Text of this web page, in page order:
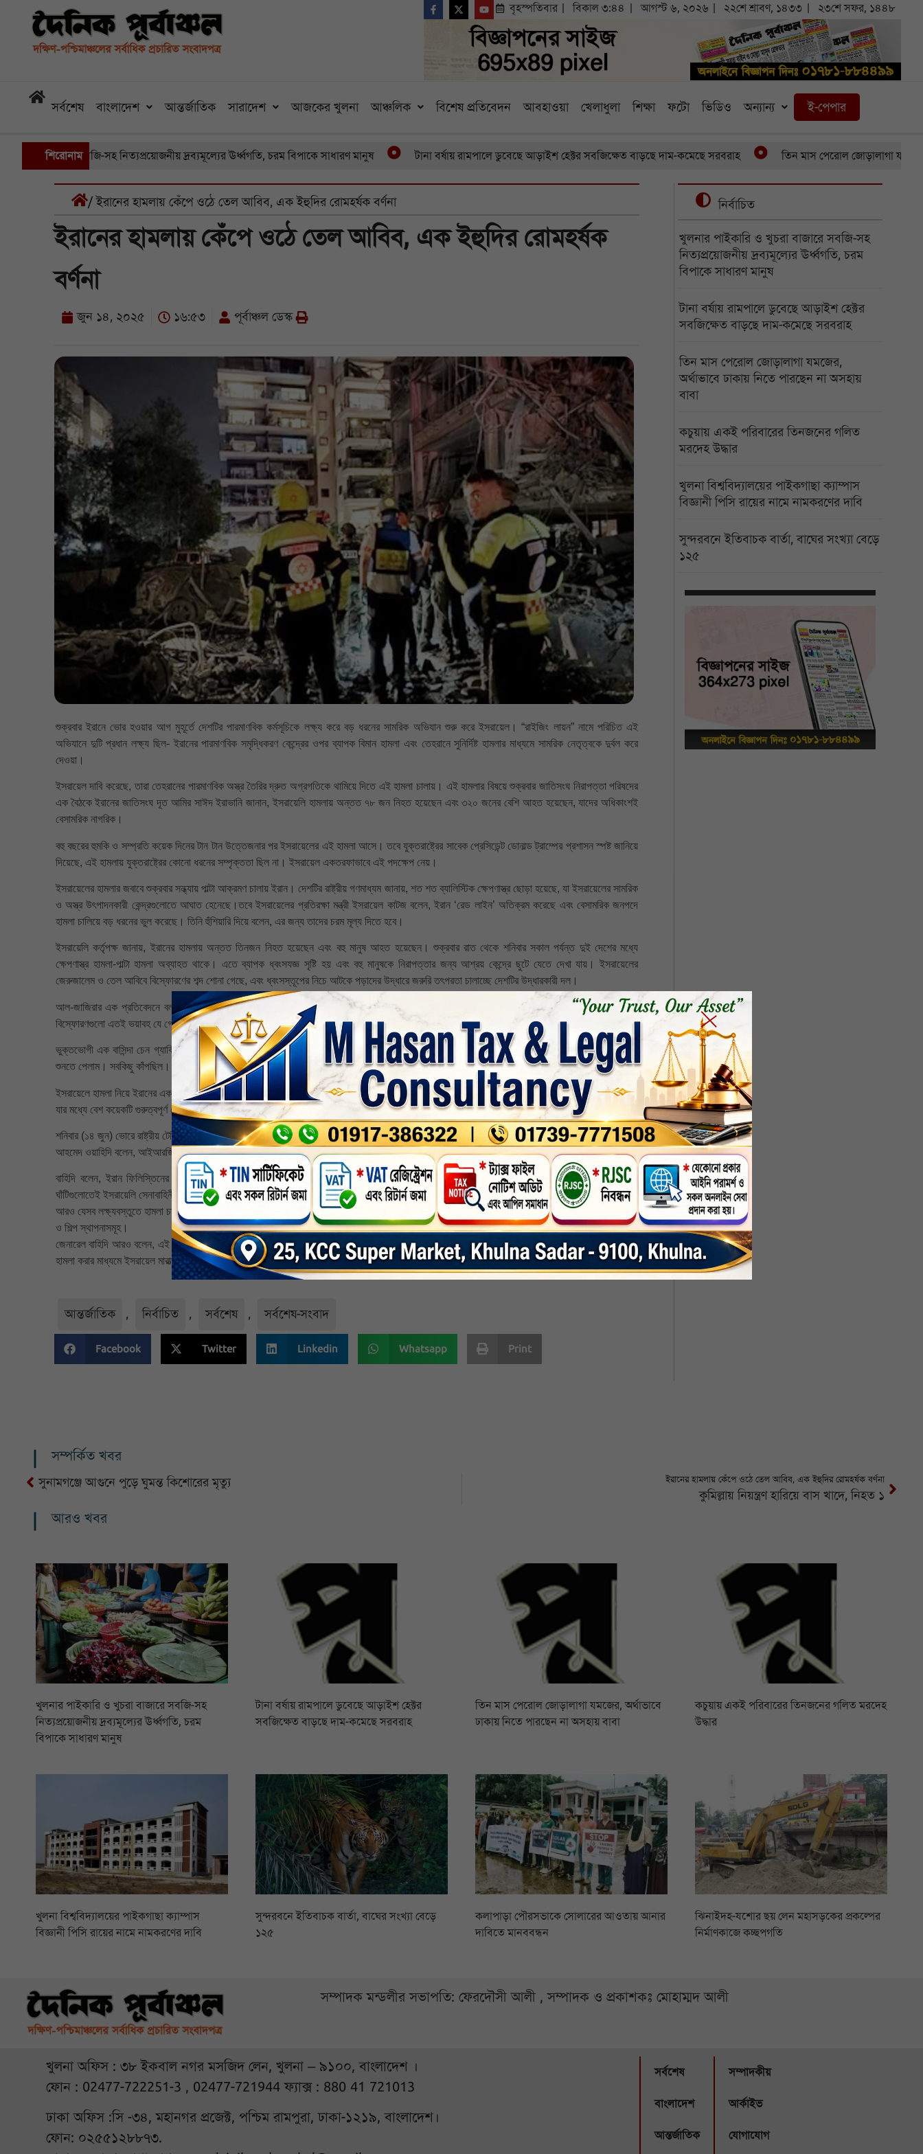
বৃহস্পতিবার বিকাল ৩:৪৪ আগস্ট ৬, ২০২৬ ২২শে শ্রাবণ, ১৪৩৩ ২৩শে সফর, ১৪৪৮
সর্বশেষ বাংলাদেশ আন্তর্জাতিক সারাদেশ আজকের খুলনা আঞ্চলিক বিশেষ প্রতিবেদন আবহাওয়া খেলাধুলা শিক্ষা ফটো ভিডিও অন্যান্য ই-পেপার
শিরোনাম
সবজি-সহ নিত্যপ্রয়োজনীয় দ্রব্যমূল্যের ঊর্ধ্বগতি, চরম বিপাকে সাধারণ মানুষ টানা বর্ষায় রামপালে ডুবেছে আড়াইশ হেক্টর সবজিক্ষেত বাড়ছে দাম-কমেছে সরবরাহ তিন মাস পেরোল জোড়ালাগা যমজের,
/ ইরানের হামলায় কেঁপে ওঠে তেল আবিব, এক ইহুদির রোমহর্ষক বর্ণনা
ইরানের হামলায় কেঁপে ওঠে তেল আবিব, এক ইহুদির রোমহর্ষক
বর্ণনা
জুন ১৪, ২০২৫ ১৬:৫৩ পূর্বাঞ্চল ডেস্ক
শুক্রবার ইরানে ভোর হওয়ার আগ মুহূর্তে দেশটির পারমাণবিক কর্মসূচিকে লক্ষ্য করে বড় ধরনের সামরিক অভিযান শুরু করে ইসরায়েল। “রাইজিং লায়ন” নামে পরিচিত এই
অভিযানে দুটি প্রধান লক্ষ্য ছিল- ইরানের পারমাণবিক সমৃদ্ধিকরণ কেন্দ্রের ওপর ব্যাপক বিমান হামলা এবং তেহরানে সুনির্দিষ্ট হামলার মাধ্যমে সামরিক নেতৃত্বকে দুর্বল করে
দেওয়া।
ইসরায়েল দাবি করেছে, তারা তেহরানের পারমাণবিক অস্ত্র তৈরির দ্রুত অগ্রগতিকে থামিয়ে দিতে এই হামলা চালায়। এই হামলার বিষয়ে শুক্রবার জাতিসংঘ নিরাপত্তা পরিষদের
এক বৈঠকে ইরানের জাতিসংঘ দূত আমির সাঈদ ইরাভানি জানান, ইসরায়েলি হামলায় অন্তত ৭৮ জন নিহত হয়েছেন এবং ৩২০ জনের বেশি আহত হয়েছেন, যাদের অধিকাংশই
বেসামরিক নাগরিক।
বহু বছরের হুমকি ও সম্প্রতি কয়েক দিনের টান টান উত্তেজনার পর ইসরায়েলের এই হামলা আসে। তবে যুক্তরাষ্ট্রের সাবেক প্রেসিডেন্ট ডোনাল্ড ট্রাম্পের প্রশাসন স্পষ্ট জানিয়ে
দিয়েছে, এই হামলায় যুক্তরাষ্ট্রের কোনো ধরনের সম্পৃক্ততা ছিল না। ইসরায়েল একতরফাভাবে এই পদক্ষেপ নেয়।
ইসরায়েলের হামলার জবাবে শুক্রবার সন্ধ্যায় পাল্টা আক্রমণ চালায় ইরান। দেশটির রাষ্ট্রীয় গণমাধ্যম জানায়, শত শত ব্যালিস্টিক ক্ষেপণাস্ত্র ছোড়া হয়েছে, যা ইসরায়েলের সামরিক
ও অস্ত্র উৎপাদনকারী কেন্দ্রগুলোতে আঘাত হেনেছে।তবে ইসরায়েলের প্রতিরক্ষা মন্ত্রী ইসরায়েল কাটজ বলেন, ইরান ‘রেড লাইন’ অতিক্রম করেছে এবং বেসামরিক জনপদে
হামলা চালিয়ে বড় ধরনের ভুল করেছে। তিনি হুঁশিয়ারি দিয়ে বলেন, এর জন্য তাদের চরম মূল্য দিতে হবে।
ইসরায়েলি কর্তৃপক্ষ জানায়, ইরানের হামলায় অন্তত তিনজন নিহত হয়েছেন এবং বহু মানুষ আহত হয়েছেন। শুক্রবার রাত থেকে শনিবার সকাল পর্যন্ত দুই দেশের মধ্যে
ক্ষেপণাস্ত্র হামলা-পাল্টা হামলা অব্যাহত থাকে। এতে ব্যাপক ধ্বংসযজ্ঞ সৃষ্টি হয় এবং বহু মানুষকে নিরাপত্তার জন্য আশ্রয় কেন্দ্রে ছুটে যেতে দেখা যায়। ইসরায়েলের
জেরুজালেম ও তেল আবিবে বিস্ফোরণের শব্দ শোনা গেছে, এবং ধ্বংসস্তূপের নিচে আটকে পড়াদের উদ্ধারে জরুরি তৎপরতা চালাচ্ছে দেশটির উদ্ধারকারী দল।
আল-জাজিরার এক প্রতিবেদনে বলা হয়েছে, ইরানের ক্ষেপণাস্ত্র হামলার সময় কেঁপে ওঠে ইসরায়েল। দখলদারদের বিভিন্ন শহরে বড় বিস্ফোরণের খবর পাওয়া গেছে। সেই
বিস্ফোরণগুলো এতই ভয়াবহ যে গোটা শহর কেঁপে ওঠে। এমনই রোমহর্ষক অভিজ্ঞতার বর্ণনা দিয়েছেন এক ইসরায়েলি।
ভুক্তভোগী এক বাসিন্দা চেন গ্যাবিজন বলেন, তিনি সতর্কতা পাওয়ার পর একটি ভূগর্ভস্থ আশ্রয়স্থলে দৌড়ে যান। কয়েক মিনিট পরে আমরা একটি খুব বড় বিস্ফোরণের শব্দ
শুনতে পেলাম। সবকিছু কাঁপছিল। ধোঁয়া, ধুলো ছিল সর্বত্র। যথাসময়ে আশ্রয়কেন্দ্রে যেতে না পারলে তারা কেউ বেঁচে থাকতেন না।
ইসরায়েলে হামলা নিয়ে ইরানের একজন জ্যেষ্ঠ সামরিক কর্মকর্তা বলেছেন, ইসরায়েলি বিরুদ্ধে প্রতিশোধমূলক অভিযানের সময় কমপক্ষে ১৫০টি লক্ষ্যবস্তুতে আঘাত হানা হয়েছে,
যার মধ্যে বেশ কয়েকটি গুরুত্বপূর্ণ কৌশলগত সামরিক ঘাঁটিও রয়েছে।
শনিবার (১৪ জুন) ভোরে রাষ্ট্রীয় টেলিভিশনে কথা বলার সময়, ইসলামিক রেভোলিউশনারি গার্ডস কর্পস (আইআরজিসি) এর প্রধান কমান্ডারের জ্যেষ্ঠ উপদেষ্টা ব্রিগেডিয়ার জেনারেল
আহমেদ ওয়াহিদি বলেন, আইআরজিসি এরোস্পেস ডিভিশন কর্তৃক অপারেশন ট্রু প্রমিজ ৩ সফলভাবে বাস্তবায়িত হয়েছে।
বাহিদি বলেন, ইরান ফিলিস্তিনের অধিকৃত ভূখণ্ডে একাধিক ইসরায়েলি স্থাপনায় হামলা চালিয়েছে।ইরানের হামলায় নেভাতিম ও ওভদা বিমানঘাঁটি লক্ষ্যবস্তু হয়। এই
ঘাঁটিগুলোতেই ইসরায়েলি সেনাবাহিনীর কমান্ড ও কন্ট্রোল সেন্টার এবং ইলেকট্রনিক ওয়ারফেয়ার সেন্টার অবস্থিত। ইরানে হামলার মূল ঘাঁটি হিসেবেও এই দুইটি ব্যবহৃত হয়েছিল।
আরও যেসব লক্ষ্যবস্তুতে হামলা চালানো হয়েছে, সেগুলোর মধ্যে রয়েছে তেল নফ বিমানঘাঁটি যা তেল আবিবের কাছাকাছি, ইসরায়েলি প্রতিরক্ষা মন্ত্রণালয়, তেল আবিবের সামরিক
ও শিল্প স্থাপনাসমূহ।
জেনারেল বাহিদি আরও বলেন, এই অভিযানের জন্য মোট ১৫০টিরও বেশি লক্ষ্যবস্তু নির্ধারণ করা হয়েছিল, যা বহু ধাপে আঘাত হানা হয়েছে।তিনি হুঁশিয়ারি দিয়ে বলেন, ইরানকে
হামলা করার মাধ্যমে ইসরায়েল মারাত্মক ভুল করেছে এবং এখন তাদের এই কাণ্ডের চরম মূল্য দিতে হবে।
আন্তর্জাতিক , নির্বাচিত , সর্বশেষ , সর্বশেষ-সংবাদ
Facebook Twitter Linkedin Whatsapp Print
নির্বাচিত
খুলনার পাইকারি ও খুচরা বাজারে সবজি-সহ
নিত্যপ্রয়োজনীয় দ্রব্যমূল্যের ঊর্ধ্বগতি, চরম
বিপাকে সাধারণ মানুষ
টানা বর্ষায় রামপালে ডুবেছে আড়াইশ হেক্টর
সবজিক্ষেত বাড়ছে দাম-কমেছে সরবরাহ
তিন মাস পেরোল জোড়ালাগা যমজের,
অর্থাভাবে ঢাকায় নিতে পারছেন না অসহায়
বাবা
কচুয়ায় একই পরিবারের তিনজনের গলিত
মরদেহ উদ্ধার
খুলনা বিশ্ববিদ্যালয়ের পাইকগাছা ক্যাম্পাস
বিজ্ঞানী পিসি রায়ের নামে নামকরণের দাবি
সুন্দরবনে ইতিবাচক বার্তা, বাঘের সংখ্যা বেড়ে
১২৫
সম্পর্কিত খবর
সুনামগঞ্জে আগুনে পুড়ে ঘুমন্ত কিশোরের মৃত্যু ইরানের হামলায় কেঁপে ওঠে তেল আবিব, এক ইহুদির রোমহর্ষক বর্ণনা
কুমিল্লায় নিয়ন্ত্রণ হারিয়ে বাস খাদে, নিহত ১
আরও খবর
খুলনার পাইকারি ও খুচরা বাজারে সবজি-সহ
নিত্যপ্রয়োজনীয় দ্রব্যমূল্যের ঊর্ধ্বগতি, চরম
বিপাকে সাধারণ মানুষ
টানা বর্ষায় রামপালে ডুবেছে আড়াইশ হেক্টর
সবজিক্ষেত বাড়ছে দাম-কমেছে সরবরাহ
তিন মাস পেরোল জোড়ালাগা যমজের, অর্থাভাবে
ঢাকায় নিতে পারছেন না অসহায় বাবা
কচুয়ায় একই পরিবারের তিনজনের গলিত মরদেহ
উদ্ধার
খুলনা বিশ্ববিদ্যালয়ের পাইকগাছা ক্যাম্পাস
বিজ্ঞানী পিসি রায়ের নামে নামকরণের দাবি
সুন্দরবনে ইতিবাচক বার্তা, বাঘের সংখ্যা বেড়ে
১২৫
কলাপাড়া পৌরসভাকে সোলারের আওতায় আনার
দাবিতে মানববন্ধন
ঝিনাইদহ-যশোর ছয় লেন মহাসড়কের প্রকল্পের
নির্মাণকাজে কচ্ছপগতি
সম্পাদক মন্ডলীর সভাপতি: ফেরদৌসী আলী , সম্পাদক ও প্রকাশকঃ মোহাম্মদ আলী
খুলনা অফিস : ৩৮ ইকবাল নগর মসজিদ লেন, খুলনা – ৯১০০, বাংলাদেশ ।
ফোন : 02477-722251-3 , 02477-721944 ফ্যাক্স : 880 41 721013
ঢাকা অফিস :সি -৩৪, মহানগর প্রজেক্ট, পশ্চিম রামপুরা, ঢাকা-১২১৯, বাংলাদেশ।
ফোন: ০২৫৫১২৮৮৭৩.
সর্বশেষ
বাংলাদেশ
আন্তর্জাতিক
সম্পাদকীয়
আর্কাইভ
যোগাযোগ